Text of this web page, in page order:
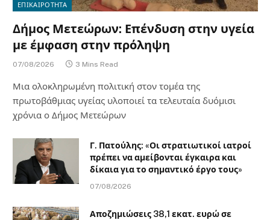
ΕΠΙΚΑΙΡΟΤΗΤΑ
Δήμος Μετεώρων: Επένδυση στην υγεία
με έμφαση στην πρόληψη
07/08/2026 3 Mins Read
Μια ολοκληρωμένη πολιτική στον τομέα της
πρωτοβάθμιας υγείας υλοποιεί τα τελευταία δυόμισι
χρόνια ο Δήμος Μετεώρων
Γ. Πατούλης: «Οι στρατιωτικοί ιατροί
πρέπει να αμείβονται έγκαιρα και
δίκαια για το σημαντικό έργο τους»
07/08/2026
Αποζημιώσεις 38,1 εκατ. ευρώ σε